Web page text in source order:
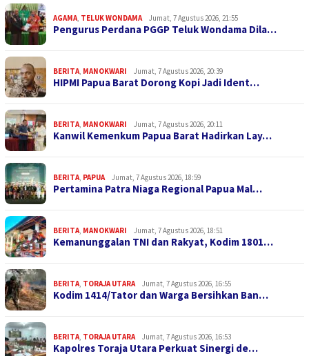
AGAMA, TELUK WONDAMA Jumat, 7 Agustus 2026, 21:55
Pengurus Perdana PGGP Teluk Wondama Dila…
BERITA, MANOKWARI Jumat, 7 Agustus 2026, 20:39
HIPMI Papua Barat Dorong Kopi Jadi Ident…
BERITA, MANOKWARI Jumat, 7 Agustus 2026, 20:11
Kanwil Kemenkum Papua Barat Hadirkan Lay…
BERITA, PAPUA Jumat, 7 Agustus 2026, 18:59
Pertamina Patra Niaga Regional Papua Mal…
BERITA, MANOKWARI Jumat, 7 Agustus 2026, 18:51
Kemanunggalan TNI dan Rakyat, Kodim 1801…
BERITA, TORAJA UTARA Jumat, 7 Agustus 2026, 16:55
Kodim 1414/Tator dan Warga Bersihkan Ban…
BERITA, TORAJA UTARA Jumat, 7 Agustus 2026, 16:53
Kapolres Toraja Utara Perkuat Sinergi de…